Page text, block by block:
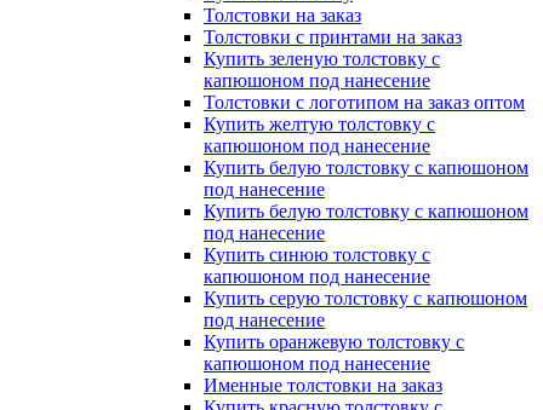
Толстовки на заказ
Толстовки с принтами на заказ
Купить зеленую толстовку с
капюшоном под нанесение
Толстовки с логотипом на заказ оптом
Купить желтую толстовку с
капюшоном под нанесение
Купить белую толстовку с капюшоном
под нанесение
Купить белую толстовку с капюшоном
под нанесение
Купить синюю толстовку с
капюшоном под нанесение
Купить серую толстовку с капюшоном
под нанесение
Купить оранжевую толстовку с
капюшоном под нанесение
Именные толстовки на заказ